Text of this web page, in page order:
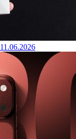
11.06.2026